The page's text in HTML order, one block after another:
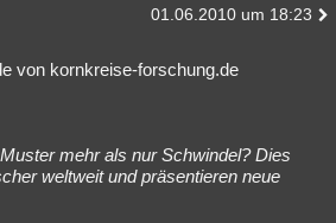
01.06.2010 um 18:23
von kornkreise-forschung.de
mehr als nur Schwindel? Dies
weltweit und präsentieren neue